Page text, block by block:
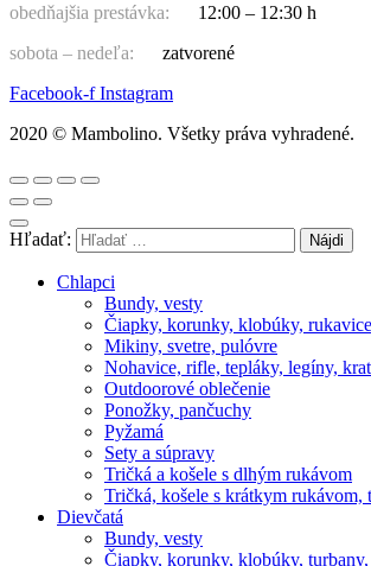
obedňajšia prestávka:
12:00 – 12:30 h
sobota – nedeľa:
zatvorené
Facebook-f Instagram
2020 © Mambolino. Všetky práva vyhradené.
Hľadať:
Chlapci
Bundy, vesty
Čiapky, korunky, klobúky,
Mikiny, svetre, pulóvre
Nohavice, rifle, tepláky, legíny,
Outdoorové oblečenie
Ponožky, pančuchy
Pyžamá
Sety a súpravy
Tričká a košele s dlhým rukávom
Tričká, košele s krátkym rukávom,
Dievčatá
Bundy, vesty
Čiapky, korunky, klobúky,